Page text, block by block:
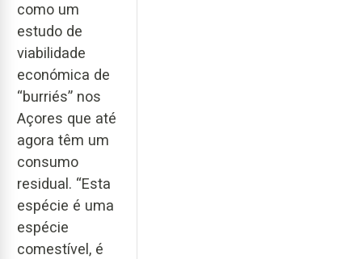
como um
estudo de
viabilidade
económica de
“burriés” nos
Açores que até
agora têm um
consumo
residual. “Esta
espécie é uma
espécie
comestível, é